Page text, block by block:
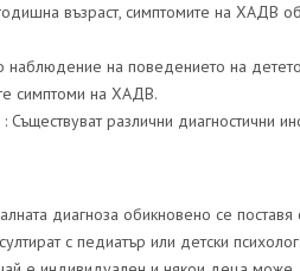
възраст, симптомите на ХАДВ
на поведението на
симптоми на ХАДВ.
Съществуват различни диагностични
диагноза обикновено се
с педиатър или детски психолог.